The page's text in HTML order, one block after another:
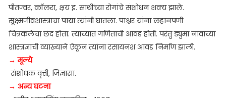
पीतज्वर, कॉलरा, क्षय इ. साथींच्या रोगांचे संशोधन शक्य झाले.
सूक्ष्मजीवशास्त्राचा पाया त्यांनी घातला. पाश्चर यांना लहानपणी
चित्रकलेचा छंद होता. त्यांच्यात गणिताची आवड होती. परंतु ड्युमा नावाच्या
शास्त्रज्ञाची व्याख्याने ऐकून त्यांना रसायनश आवड निर्माण झाली.
→ मूल्ये
संशोधक वृत्ती, जिज्ञासा.
→ अन्य घटना